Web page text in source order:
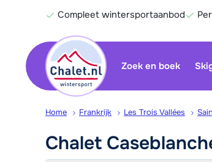
Compleet wintersportaanbod
Zoek en boek
Home Frankrijk Les Trois Vallées
Chalet